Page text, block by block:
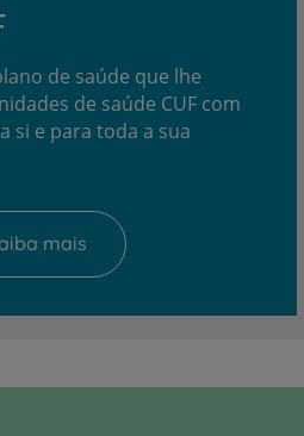
de saúde que lhe
de saúde CUF com
si e para toda a sua
mais